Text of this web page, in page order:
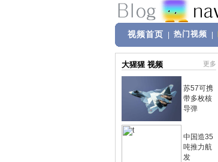
视频首页 热门视频
大猩猩 视频 更多
苏57可携
带多枚核
导弹
中国造35
吨推力航
发